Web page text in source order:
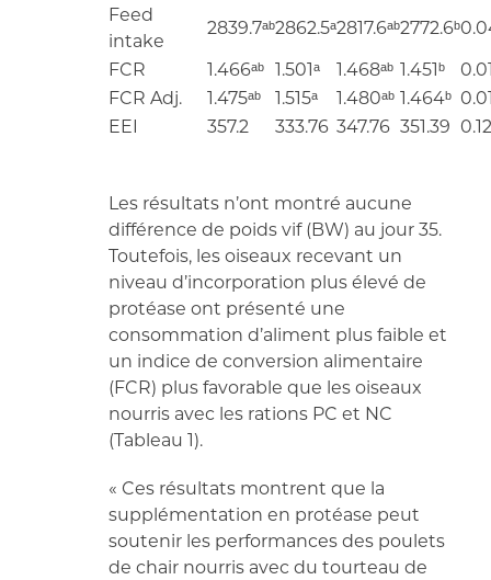
Feed
intake
2839.7ᵃᵇ2862.5ᵃ2817.6ᵃᵇ2772.6ᵇ
FCR 1.466ᵃᵇ 1.501ᵃ 1.468ᵃᵇ 1.451ᵇ
FCR Adj.
1.475ᵃᵇ 1.515ᵃ 1.480ᵃᵇ 1.464ᵇ
EEI
357.2 333.76 347.76 351.39
Les résultats n’ont montré aucune
différence de poids vif (BW) au jour 35.
Toutefois, les oiseaux recevant un
niveau d’incorporation plus élevé de
protéase ont présenté une
consommation d’aliment plus faible et
un indice de conversion alimentaire
(FCR) plus favorable que les oiseaux
nourris avec les rations PC et NC
(Tableau 1).
« Ces résultats montrent que la
supplémentation en protéase peut
soutenir les performances des poulets
de chair nourris avec du tourteau de